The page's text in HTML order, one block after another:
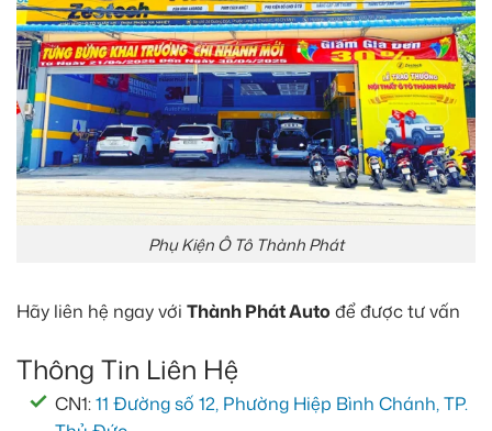
Phụ Kiện Ô Tô Thành Phát
Hãy liên hệ ngay với Thành Phát Auto để được tư vấn
Thông Tin Liên Hệ
CN1:11 Đường số 12, Phường Hiệp Bình Chánh, TP.